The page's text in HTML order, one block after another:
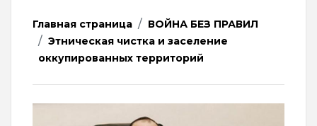
Главная страница
ВОЙНА БЕЗ ПРАВИЛ
Этническая чистка и заселение
оккупированных территорий